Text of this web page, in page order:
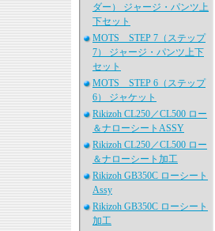
ダー） ジャージ・パンツ上
下セット
MOTS STEP 7（ステップ
7） ジャージ・パンツ上下
セット
MOTS STEP 6（ステップ
6） ジャケット
Rikizoh CL250／CL500 ロー
＆ナローシートASSY
Rikizoh CL250／CL500 ロー
＆ナローシート加工
Rikizoh GB350C ローシート
Assy
Rikizoh GB350C ローシート
加工